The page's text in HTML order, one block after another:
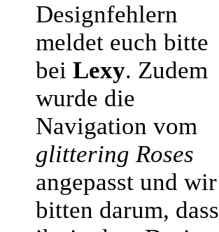
Designfehlern
meldet euch bitte
bei Lexy. Zudem
wurde die
Navigation vom
glittering Roses
angepasst und wir
bitten darum, dass